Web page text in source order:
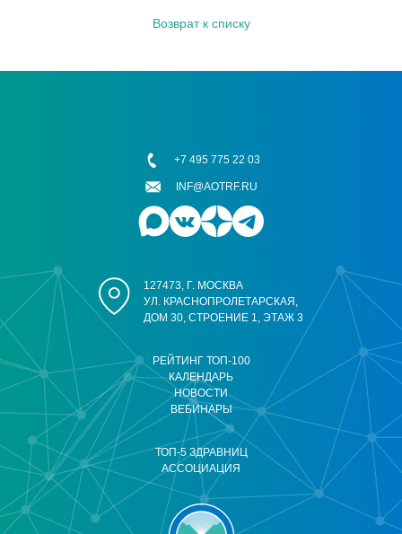
Возврат к списку
РЕЙТИНГ ТОП-100
КАЛЕНДАРЬ
НОВОСТИ
ВЕБИНАРЫ
ТОП-5 ЗДРАВНИЦ
АССОЦИАЦИЯ
127473, Г. МОСКВА
УЛ. КРАСНОПРОЛЕТАРСКАЯ,
ДОМ 30, СТРОЕНИЕ 1, ЭТАЖ 3
+7 495 775 22 03
INF@AOTRF.RU